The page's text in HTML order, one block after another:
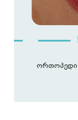
ორთოპედი,